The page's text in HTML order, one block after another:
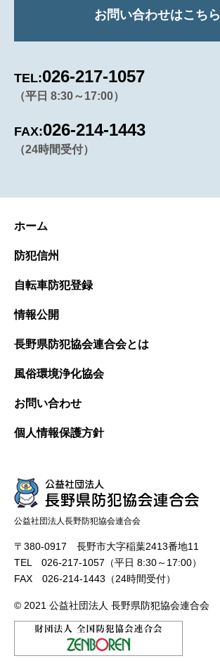
お問い合わせはこちら
TEL:026-217-1057
（平日 8:30～17:00）
FAX:026-214-1443
（24時間受付）
ホーム
防犯信州
自転車防犯登録
情報公開
長野県防犯協会連合会とは
風俗環境浄化協会
お問い合わせ
個人情報保護方針
公益社団法人長野防犯協会連合会
〒380-0917 長野市大字稲葉2413番地11
TEL 026-217-1057（平日 8:30～17:00）
FAX 026-214-1443（24時間受付）
© 2021 公益社団法人 長野県防犯協会連合会